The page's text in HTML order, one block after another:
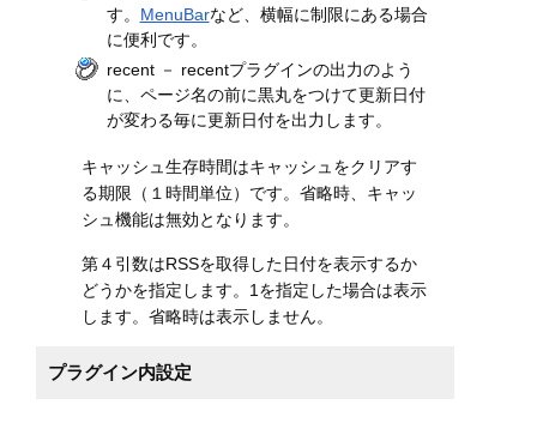
す。 MenuBarなど、横幅に制限にある場合
に便利です。
recent － recentプラグインの出力のよう
に、ページ名の前に黒丸をつけて更新日付
が変わる毎に更新日付を出力します。
キャッシュ生存時間はキャッシュをクリアす
る期限（１時間単位）です。省略時、キャッ
シュ機能は無効となります。
第４引数はRSSを取得した日付を表示するか
どうかを指定します。1を指定した場合は表示
します。省略時は表示しません。
プラグイン内設定